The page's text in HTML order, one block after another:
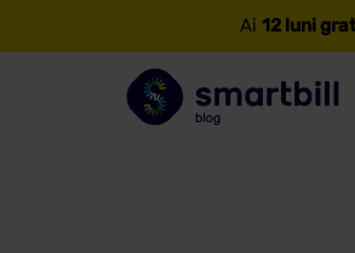
Ai 12 luni